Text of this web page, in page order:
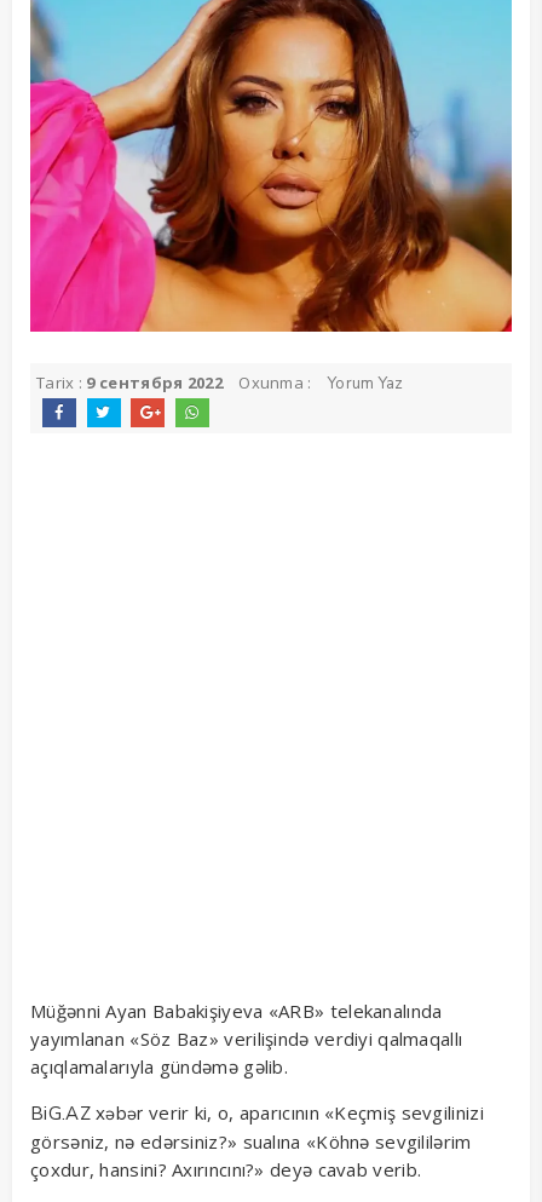
Tarix : 9 сентября 2022 Oxunma : Yorum Yaz
Müğənni Ayan Babakişiyeva «ARB» telekanalında
yayımlanan «Söz Baz» verilişində verdiyi qalmaqallı
açıqlamalarıyla gündəmə gəlib.
BiG.AZ xəbər verir ki, o, aparıcının «Keçmiş sevgilinizi
görsəniz, nə edərsiniz?» sualına «Köhnə sevgililərim
çoxdur, hansini? Axırıncını?» deyə cavab verib.